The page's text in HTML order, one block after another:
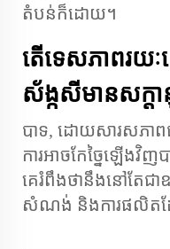
តំបន់ក៏ដោយ។
តើទេសភាពរយៈ
ស័ង្កសីមានសក្តា
បាទ, ដោយសារសភ
ការអាចកែច្នៃឡើងវិ
គេរំពឹងថានឹងនៅតែ
សំណង់ និងការផលិតដ